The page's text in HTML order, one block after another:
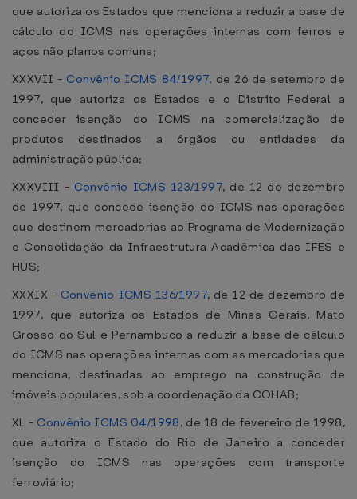
que autoriza os Estados que menciona a reduzir a base de
cálculo do ICMS nas operações internas com ferros e
aços não planos comuns;
XXXVII - Convênio ICMS 84/1997, de 26 de setembro de
1997, que autoriza os Estados e o Distrito Federal a
conceder isenção do ICMS na comercialização de
produtos destinados a órgãos ou entidades da
administração pública;
XXXVIII - Convênio ICMS 123/1997, de 12 de dezembro
de 1997, que concede isenção do ICMS nas operações
que destinem mercadorias ao Programa de Modernização
e Consolidação da Infraestrutura Acadêmica das IFES e
HUS;
XXXIX - Convênio ICMS 136/1997, de 12 de dezembro de
1997, que autoriza os Estados de Minas Gerais, Mato
Grosso do Sul e Pernambuco a reduzir a base de cálculo
do ICMS nas operações internas com as mercadorias que
menciona, destinadas ao emprego na construção de
imóveis populares, sob a coordenação da COHAB;
XL - Convênio ICMS 04/1998, de 18 de fevereiro de 1998,
que autoriza o Estado do Rio de Janeiro a conceder
isenção do ICMS nas operações com transporte
ferroviário;